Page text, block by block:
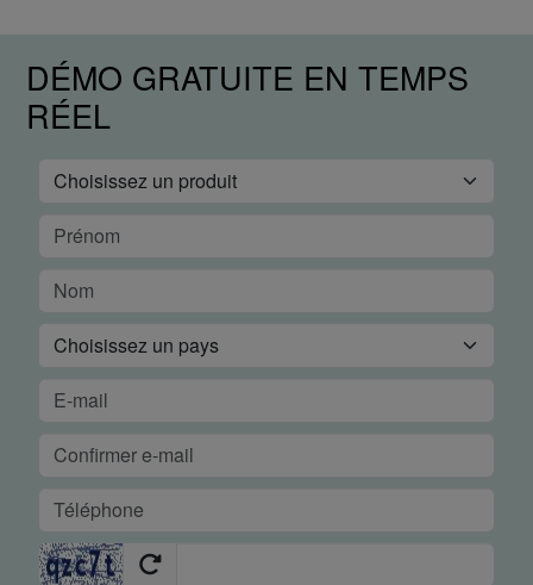
DÉMO GRATUITE EN TEMPS
RÉEL